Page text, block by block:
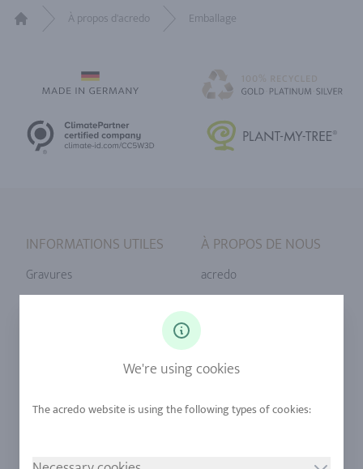
À propos d'acredo Emballage
INFORMATIONS UTILES
Gravures
À PROPOS DE NOUS
acredo
Notre qualité
Boutique +32 (2) 358 61 07
We're using cookies